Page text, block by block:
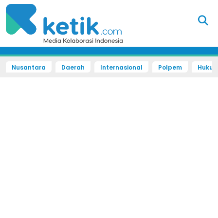
Nusantara Daerah Internasional Polpem